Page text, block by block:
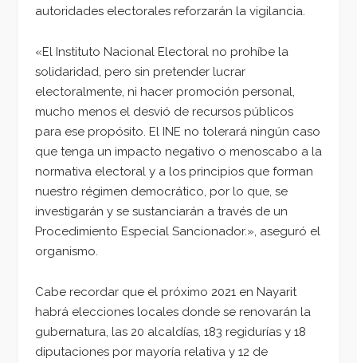
autoridades electorales reforzarán la vigilancia.
«El Instituto Nacional Electoral no prohíbe la
solidaridad, pero sin pretender lucrar
electoralmente, ni hacer promoción personal,
mucho menos el desvió de recursos públicos
para ese propósito. El INE no tolerará ningún caso
que tenga un impacto negativo o menoscabo a la
normativa electoral y a los principios que forman
nuestro régimen democrático, por lo que, se
investigarán y se sustanciarán a través de un
Procedimiento Especial Sancionador.», aseguró el
organismo.
Cabe recordar que el próximo 2021 en Nayarit
habrá elecciones locales donde se renovarán la
gubernatura, las 20 alcaldías, 183 regidurías y 18
diputaciones por mayoría relativa y 12 de